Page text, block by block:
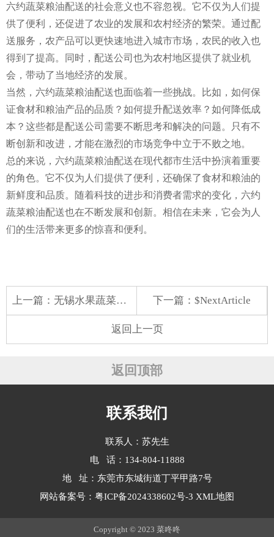
六约蔬菜粮油配送的社会意义也不容忽视。它不仅为人们提
供了便利，还促进了农业的发展和农村经济的繁荣。通过配
送服务，农产品可以更快速地进入城市市场，农民的收入也
得到了提高。同时，配送公司也为农村地区提供了就业机
会，带动了当地经济的发展。
当然，六约蔬菜粮油配送也面临着一些挑战。比如，如何保
证食材和粮油产品的品质？如何提升配送效率？如何降低成
本？这些都是配送公司需要不断思考和解决的问题。只有不
断创新和改进，才能在激烈的市场竞争中立于不败之地。
总的来说，六约蔬菜粮油配送在现代都市生活中扮演着重要
的角色。它不仅为人们提供了便利，还确保了食材和粮油的
新鲜度和品质。随着科技的进步和消费者需求的变化，六约
蔬菜粮油配送也在不断发展和创新。相信在未来，它会为人
们的生活带来更多的惊喜和便利。
上一篇： 无锡水果蔬菜配送软件 下一篇：$NextArticle
返回上一页
返回顶部
联系我们
联系人：苏先生
电 话：134-804-11888
地 址：东莞市东城街道丁平甲路7号
网站备案号： 粤ICP备2024338602号-3 XML地图
Copyright © 2023 菜咚咚